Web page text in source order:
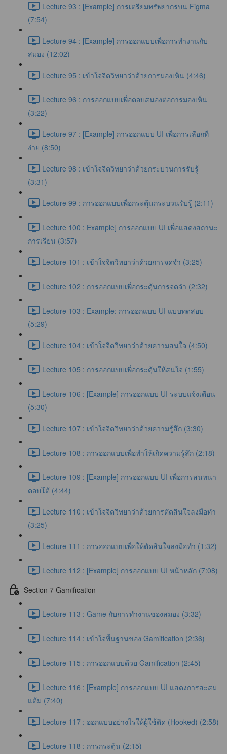
Lecture 93 : [Example] การเตรียมทรัพยากรบน Figma
(7:54)
Lecture 94 : [Example] การออกแบบเพื่อการทำงานกับ
สมอง (12:02)
Lecture 95 : เข้าใจจิตวิทยาว่าด้วยการมองเห็น (4:46)
Lecture 96 : การออกแบบเพื่อตอบสนองต่อการมองเห็น
(3:22)
Lecture 97 : [Example] การออกแบบ UI เพื่อการเลือกที่
ง่าย (8:50)
Lecture 98 : เข้าใจจิตวิทยาว่าด้วยกระบวนการรับรู้
(3:31)
Lecture 99 : การออกแบบเพื่อกระตุ้นกระบวนรับรู้ (2:11)
Lecture 100 : Example] การออกแบบ UI เพื่อแสดงสถานะ
การเรียน (3:57)
Lecture 101 : เข้าใจจิตวิทยาว่าด้วยการจดจำ (3:25)
Lecture 102 : การออกแบบเพื่อกระตุ้นการจดจำ (2:32)
Lecture 103 : Example: การออกแบบ UI แบบทดสอบ
(5:29)
Lecture 104 : เข้าใจจิตวิทยาว่าด้วยความสนใจ (4:50)
Lecture 105 : การออกแบบเพื่อกระตุ้นให้สนใจ (1:55)
Lecture 106 : [Example] การออกแบบ UI ระบบแจ้งเตือน
(5:30)
Lecture 107 : เข้าใจจิตวิทยาว่าด้วยความรู้สึก (3:30)
Lecture 108 : การออกแบบเพื่อทำให้เกิดความรู้สึก (2:18)
Lecture 109 : [Example] การออกแบบ UI เพื่อการสนทนา
ตอบโต้ (4:44)
Lecture 110 : เข้าใจจิตวิทยาว่าด้วยการตัดสินใจลงมือทำ
(3:25)
Lecture 111 : การออกแบบเพื่อให้ตัดสินใจลงมือทำ (1:32)
Lecture 112 : [Example] การออกแบบ UI หน้าหลัก (7:08)
Section 7 Gamification
Lecture 113 : Game กับการทำงานของสมอง (3:32)
Lecture 114 : เข้าใจพื้นฐานของ Gamification (2:36)
Lecture 115 : การออกแบบด้วย Gamification (2:45)
Lecture 116 : [Example] การออกแบบ UI แสดงการสะสม
แต้ม (7:40)
Lecture 117 : ออกแบบอย่างไรให้ผู้ใช้ติด (Hooked) (2:58)
Lecture 118 : การกระตุ้น (2:15)